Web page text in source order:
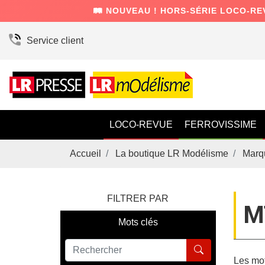
🛤️ NOUVEAU ! HORS-SÉRIE LOCO-
Service client
LOCO-REVUE FERROVISSIME
Accueil La boutique LR Modélisme
FILTRER PAR
Mots clés
Les